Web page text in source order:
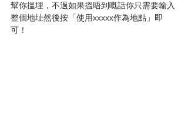
幫你搵埋，不過如果搵唔到嘅話你只需要輸入
整個地址然後按「使用xxxxx作為地點」即
可！